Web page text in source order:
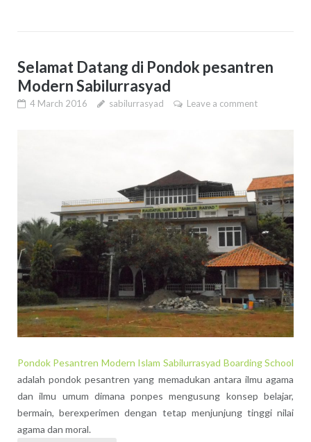
Selamat Datang di Pondok pesantren
Modern Sabilurrasyad
4 March 2016 sabilurrasyad Leave a comment
Pondok Pesantren Modern Islam Sabilurrasyad Boarding School
adalah pondok pesantren yang memadukan antara ilmu agama
dan ilmu umum dimana ponpes mengusung konsep belajar,
bermain, berexperimen dengan tetap menjunjung tinggi nilai
agama dan moral.